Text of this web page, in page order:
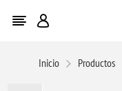
Inicio Productos